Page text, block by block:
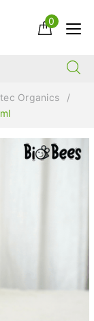
0
Organics